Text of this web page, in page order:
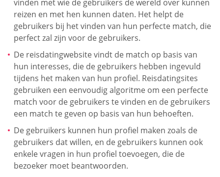
vinden met wie de gebruikers de wereld over kunnen
reizen en met hen kunnen daten. Het helpt de
gebruikers bij het vinden van hun perfecte match, die
perfect zal zijn voor de gebruikers.
De reisdatingwebsite vindt de match op basis van
hun interesses, die de gebruikers hebben ingevuld
tijdens het maken van hun profiel. Reisdatingsites
gebruiken een eenvoudig algoritme om een perfecte
match voor de gebruikers te vinden en de gebruikers
een match te geven op basis van hun behoeften.
De gebruikers kunnen hun profiel maken zoals de
gebruikers dat willen, en de gebruikers kunnen ook
enkele vragen in hun profiel toevoegen, die de
bezoeker moet beantwoorden.